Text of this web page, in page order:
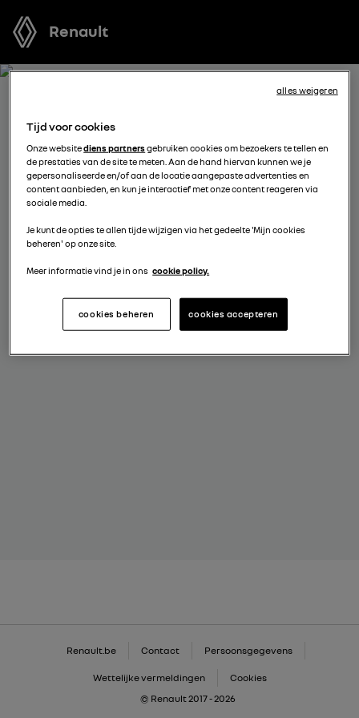
Renault
ONTVANG GRATIS JOUW
OFFERTE VOOR SCENIC E-
TECH ELECTRIC
offerte voor te stellen, met financieringsmogelijkheden
je aankoopplannen.
kies een verdeler
Renault.be Contact Persoonsgegevens
Wettelijke vermeldingen
Cookies
© Renault 2017 - 2026
Tijd voor cookies
Onze websitediens partnersgebruiken cookies om bezoekers te tellen en
de prestaties van de site te meten. Aan de hand hiervan kunnen we je
gepersonaliseerde en/of aan de locatie aangepaste advertenties en
content aanbieden, en kun je interactief met onze content reageren via
sociale media.
Je kunt de opties te allen tijde wijzigen via het gedeelte 'Mijn cookies
beheren' op onze site.
Meer informatie vind je in ons cookie policy.
cookies accepteren
cookies beheren
alles weigeren